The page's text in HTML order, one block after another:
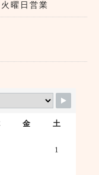
営業
金 土
1